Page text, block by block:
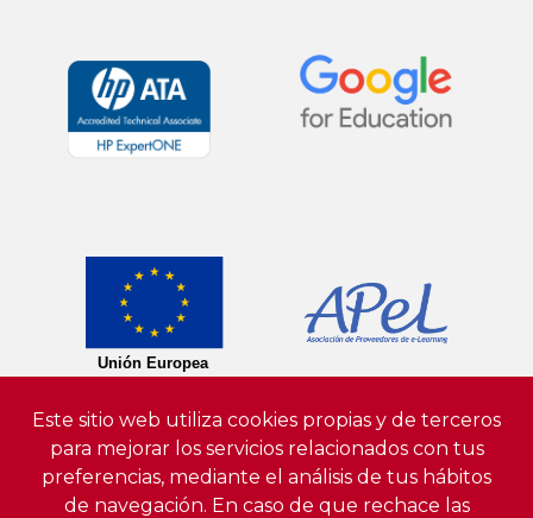
Este sitio web utiliza cookies propias y de terceros
para mejorar los servicios relacionados con tus
preferencias, mediante el análisis de tus hábitos
de navegación. En caso de que rechace las